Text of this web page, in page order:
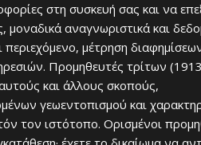
στη συσκευή σας και να
αναγνωριστικά και
περιεχόμενο, μέτρηση
Προμηθευτές τρίτων
και άλλους σκοπούς,
γεωεντοπισμού και
τον ιστότοπο. Ορισμένοι